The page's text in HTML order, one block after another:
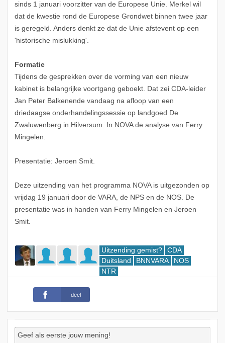
sinds 1 januari voorzitter van de Europese Unie. Merkel wil
dat de kwestie rond de Europese Grondwet binnen twee jaar
is geregeld. Anders denkt ze dat de Unie afstevent op een
'historische mislukking'.
Formatie
Tijdens de gesprekken over de vorming van een nieuw
kabinet is belangrijke voortgang geboekt. Dat zei CDA-leider
Jan Peter Balkenende vandaag na afloop van een
driedaagse onderhandelingssessie op landgoed De
Zwaluwenberg in Hilversum. In NOVA de analyse van Ferry
Mingelen.
Presentatie: Jeroen Smit.
Deze uitzending van het programma NOVA is uitgezonden op
vrijdag 19 januari door de VARA, de NPS en de NOS. De
presentatie was in handen van Ferry Mingelen en Jeroen
Smit.
Uitzending gemist?
CDA
Duitsland
BNNVARA
NOS
NTR
deel